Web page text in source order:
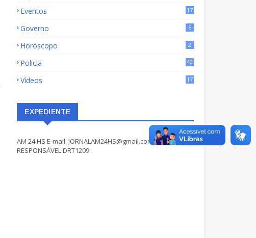
Eventos 17
Governo 6
Horóscopo 2
Policia 40
Vídeos 17
EXPEDIENTE
AM 24 HS E-mail: JORNALAM24HS@gmail.com JORNALISTA
RESPONSÁVEL DRT1209